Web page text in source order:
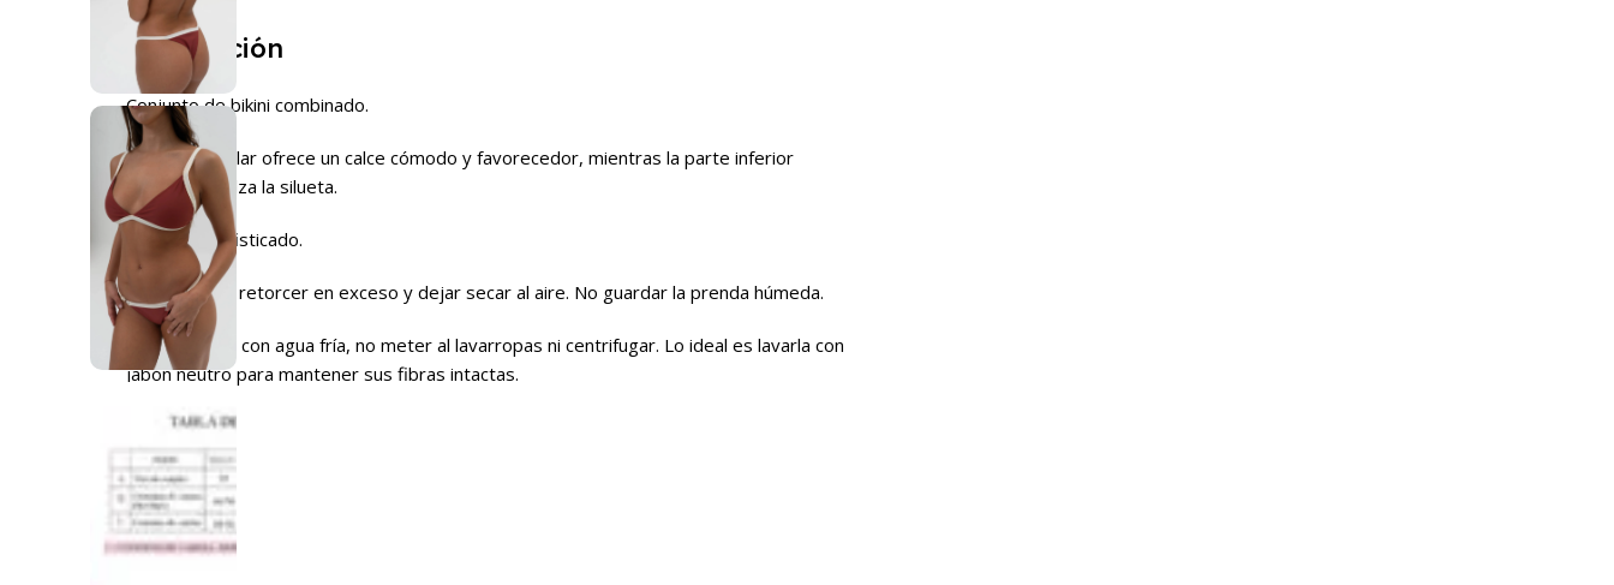
Descripción
Conjunto de bikini combinado.
El top triangular ofrece un calce cómodo y favorecedor, mientras la parte inferior
ajustable realza la silueta.
Versátil y sofisticado.
Cuidados: No retorcer en exceso y dejar secar al aire. No guardar la prenda húmeda.
Lavar a mano con agua fría, no meter al lavarropas ni centrifugar. Lo ideal es lavarla con
jabón neutro para mantener sus fibras intactas.